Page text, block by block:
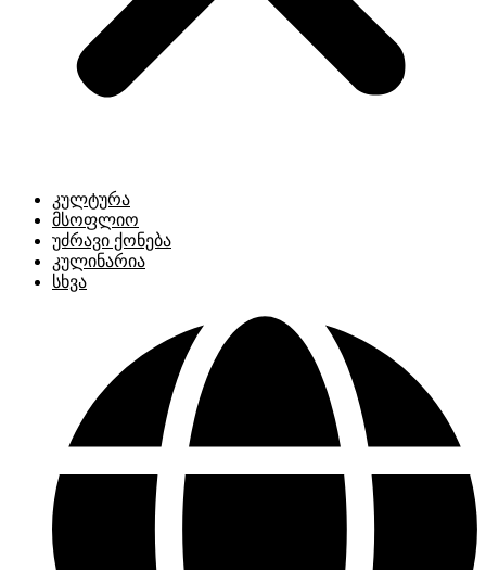
კულტურა
მსოფლიო
უძრავი ქონება
კულინარია
სხვა